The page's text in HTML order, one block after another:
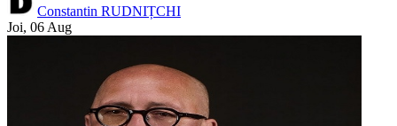
Constantin RUDNIȚCHI
Joi, 06 Aug